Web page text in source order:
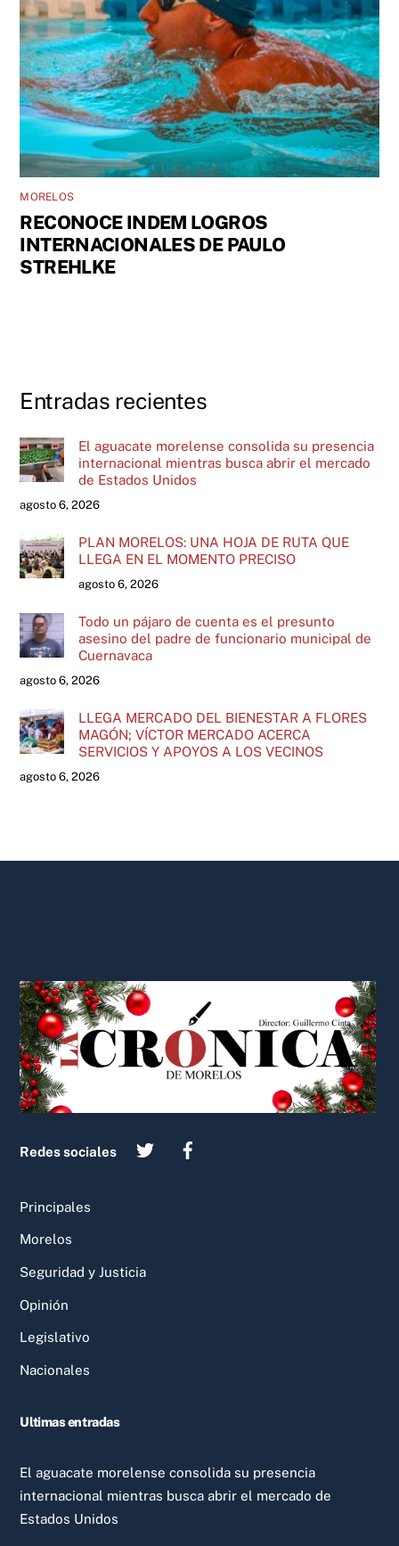
MORELOS
RECONOCE INDEM LOGROS
INTERNACIONALES DE PAULO
STREHLKE
Entradas recientes
El aguacate morelense consolida su presencia
internacional mientras busca abrir el mercado
de Estados Unidos
agosto 6, 2026
PLAN MORELOS: UNA HOJA DE RUTA QUE
LLEGA EN EL MOMENTO PRECISO
agosto 6, 2026
Todo un pájaro de cuenta es el presunto
asesino del padre de funcionario municipal de
Cuernavaca
agosto 6, 2026
LLEGA MERCADO DEL BIENESTAR A FLORES
MAGÓN; VÍCTOR MERCADO ACERCA
SERVICIOS Y APOYOS A LOS VECINOS
agosto 6, 2026
To
Top
Redes sociales
Principales
Morelos
Seguridad y Justicia
Opinión
Legislativo
Nacionales
Ultimas entradas
El aguacate morelense consolida su presencia
internacional mientras busca abrir el mercado de
Estados Unidos